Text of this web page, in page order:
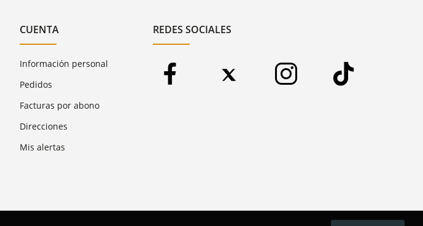
CUENTA
Información personal
Pedidos
Facturas por abono
Direcciones
Mis alertas
REDES SOCIALES